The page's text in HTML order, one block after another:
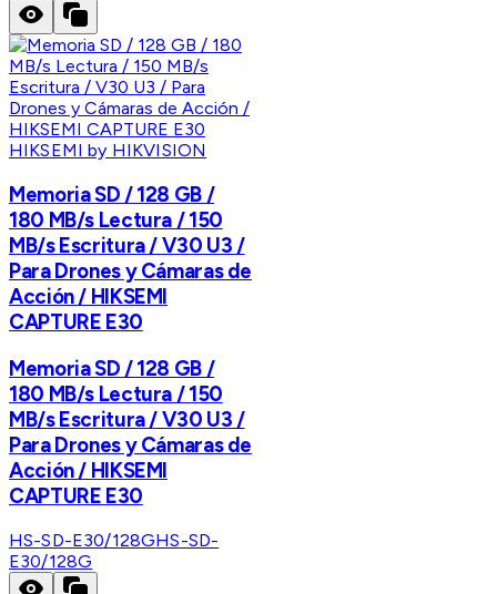
HIKSEMI by HIKVISION
Memoria SD / 128 GB /
180 MB/s Lectura / 150
MB/s Escritura / V30 U3 /
Para Drones y Cámaras de
Acción / HIKSEMI
CAPTURE E30
Memoria SD / 128 GB /
180 MB/s Lectura / 150
MB/s Escritura / V30 U3 /
Para Drones y Cámaras de
Acción / HIKSEMI
CAPTURE E30
HS-SD-E30/128GHS-SD-
E30/128G